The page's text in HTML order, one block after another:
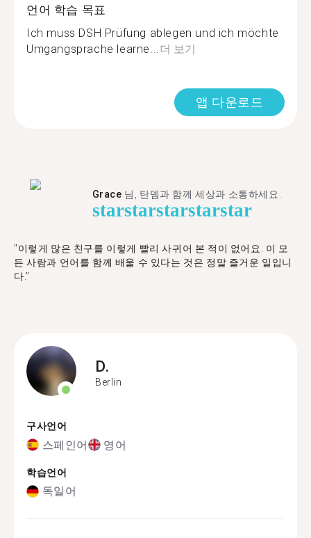
언어 학습 목표
Ich muss DSH Prüfung ablegen und ich möchte
Umgangsprache learne...더 보기
앱 다운로드
Grace 님, 탄뎀과 함께 세상과 소통하세요.
starstarstarstarstar
"이렇게 많은 친구를 이렇게 빨리 사귀어 본 적이 없어요. 이 모
든 사람과 언어를 함께 배울 수 있다는 것은 정말 즐거운 일입니
다."
D.
Berlin
구사언어
스페인어 영어
학습언어
독일어